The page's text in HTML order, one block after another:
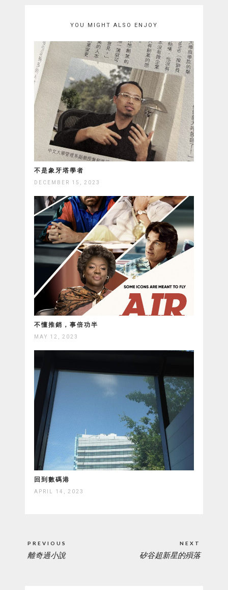
YOU MIGHT ALSO ENJOY
不是象牙塔學者
DECEMBER 15, 2023
不懂推銷，事倍功半
MAY 12, 2023
回到數碼港
APRIL 14, 2023
navigation
PREVIOUS
PREVIOUS
離奇過小說
NEXT
NEXT
矽谷超新星的殞落